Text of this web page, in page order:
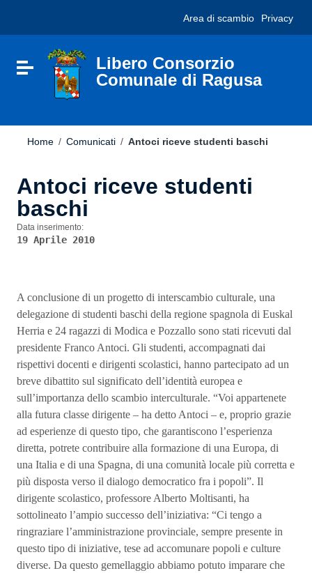
sito
include
Vai al footer
Area di scambio Privacy
Attiva / disattiva la navigazione
Libero Consorzio
Comunale di Ragusa
Home / Comunicati / Antoci riceve studenti baschi
Antoci riceve studenti
baschi
Data inserimento:
19 Aprile 2010
A conclusione di un progetto di interscambio culturale, una
delegazione di studenti baschi della regione spagnola di Euskal
Herria e 24 ragazzi di Modica e Pozzallo sono stati ricevuti dal
presidente Franco Antoci. Gli studenti, accompagnati dai
rispettivi docenti e dirigenti scolastici, hanno partecipato ad un
breve dibattito sul significato dell’identità europea e
sull’importanza dello scambio interculturale. “Voi appartenete
alla futura classe dirigente – ha detto Antoci – e, proprio grazie
ad esperienze di questo tipo, che garantiscono l’esperienza
diretta, potrete contribuire alla formazione di una Europa, di
una Italia e di una Spagna, di una comunità locale più corretta e
più disposta verso il dialogo democratico fra i popoli”. Il
dirigente scolastico, professore Alberto Moltisanti, ha
sottolineato l’ampio successo dell’iniziativa: “Ci tengo a
ringraziare l’amministrazione provinciale, sempre presente in
questo tipo di iniziative, tese ad accomunare popoli e culture
diverse. Da questo gemellaggio abbiamo potuto imparare che